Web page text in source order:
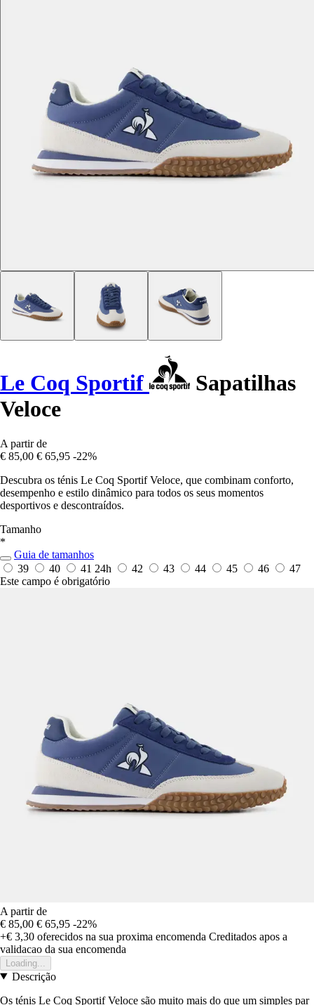
Le Coq Sportif
Sapatilhas
Veloce
A partir de
€ 85,00 € 65,95 -22%
Descubra os ténis Le Coq Sportif Veloce, que combinam conforto,
desempenho e estilo dinâmico para todos os seus momentos
desportivos e descontraídos.
Tamanho
*
Guia de tamanhos
39
40 41 24h 42 43 44 45 46
47
Este campo é obrigatório
A partir de
€ 85,00 € 65,95 -22%
+€ 3,30 oferecidos na sua proxima encomenda Creditados apos a
validacao da sua encomenda
Loading...
Descrição
Os ténis Le Coq Sportif Veloce são muito mais do que um simples par